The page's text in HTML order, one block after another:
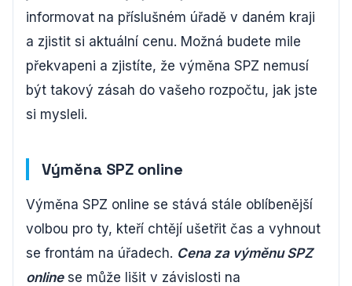
informovat na příslušném úřadě v daném kraji
a zjistit si aktuální cenu. Možná budete mile
překvapeni a zjistíte, že výměna SPZ nemusí
být takový zásah do vašeho rozpočtu, jak jste
si mysleli.
Výměna SPZ online
Výměna SPZ online se stává stále oblíbenější
volbou pro ty, kteří chtějí ušetřit čas a vyhnout
se frontám na úřadech. Cena za výměnu SPZ
onlinese může lišit v závislosti na